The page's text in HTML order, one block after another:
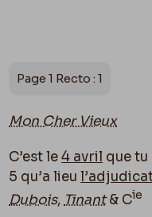
Page 1 Recto : 1
Mon Cher Vieux
C’est le4 avril que tu
5 qu’a lieu
Dubois, Tinant& Cie